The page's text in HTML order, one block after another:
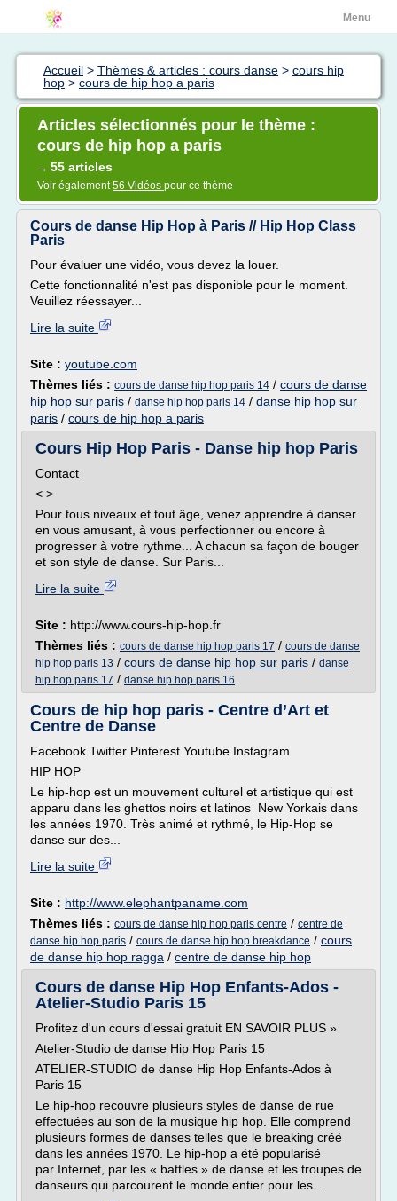
Menu
Accueil > Thèmes & articles : cours danse > cours hip
hop > cours de hip hop a paris
Articles sélectionnés pour le thème :
cours de hip hop a paris
→ 55 articles
Voir également56 Vidéos pour ce thème
Cours de danse Hip Hop à Paris // Hip Hop Class
Paris
Pour évaluer une vidéo, vous devez la louer.
Cette fonctionnalité n'est pas disponible pour le moment.
Veuillez réessayer...
Lire la suite
Site : youtube.com
Thèmes liés : cours de danse hip hop paris 14 / cours de danse
hip hop sur paris / danse hip hop paris 14 / danse hip hop sur
paris / cours de hip hop a paris
Cours Hip Hop Paris - Danse hip hop Paris
Contact
< >
Pour tous niveaux et tout âge, venez apprendre à danser
en vous amusant, à vous perfectionner ou encore à
progresser à votre rythme... A chacun sa façon de bouger
et son style de danse. Sur Paris...
Lire la suite
Site : http://www.cours-hip-hop.fr
Thèmes liés : cours de danse hip hop paris 17 / cours de danse
hip hop paris 13 / cours de danse hip hop sur paris / danse
hip hop paris 17 / danse hip hop paris 16
Cours de hip hop paris - Centre d’Art et
Centre de Danse
Facebook Twitter Pinterest Youtube Instagram
HIP HOP
Le hip-hop est un mouvement culturel et artistique qui est
apparu dans les ghettos noirs et latinos New Yorkais dans
les années 1970. Très animé et rythmé, le Hip-Hop se
danse sur des...
Lire la suite
Site : http://www.elephantpaname.com
Thèmes liés : cours de danse hip hop paris centre / centre de
danse hip hop paris / cours de danse hip hop breakdance / cours
de danse hip hop ragga / centre de danse hip hop
Cours de danse Hip Hop Enfants-Ados -
Atelier-Studio Paris 15
Profitez d'un cours d'essai gratuit EN SAVOIR PLUS »
Atelier-Studio de danse Hip Hop Paris 15
ATELIER-STUDIO de danse Hip Hop Enfants-Ados à
Paris 15
Le hip-hop recouvre plusieurs styles de danse de rue
effectuées au son de la musique hip hop. Elle comprend
plusieurs formes de danses telles que le breaking créé
dans les années 1970. Le hip-hop a été popularisé
par Internet, par les « battles » de danse et les troupes de
danseurs qui parcourent le monde entier pour les...